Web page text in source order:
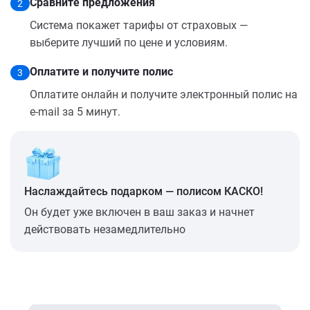
2
Система покажет тарифы от страховых —
выберите лучший по цене и условиям.
3
Оплатите и получите полис
Оплатите онлайн и получите электронный полис на
e-mail за 5 минут.
Наслаждайтесь подарком — полисом КАСКО!
Он будет уже включен в ваш заказ и начнет
действовать незамедлительно